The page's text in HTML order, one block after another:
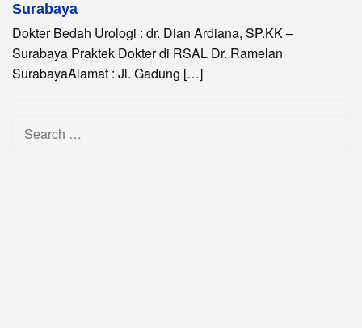
Surabaya
Dokter Bedah Urologi : dr. Dian Ardiana, SP.KK –
Surabaya Praktek Dokter di RSAL Dr. Ramelan
SurabayaAlamat : Jl. Gadung […]
Search